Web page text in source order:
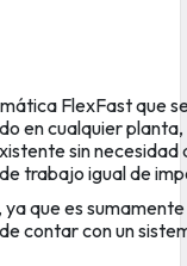
FlexFast que
en cualquier
sin necesidad
trabajo igual de
que es
contar con un